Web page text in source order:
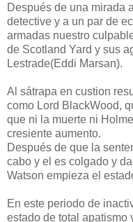
Después de una mirada
detective y a un par de
armadas nuestro
de Scotland Yard y sus
Lestrade(Eddi Marsan).
Al sátrapa en custion
como Lord BlackWood,
que ni la muerte ni
cresiente aumento.
Después de que la
cabo y el es colgado y
Watson empieza el
En este periodo de
estado de total apatismo